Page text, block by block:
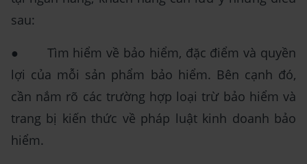
sau:
● Tìm hiểm về bảo hiểm, đặc điểm và quyền
lợi của mỗi sản phẩm bảo hiểm. Bên cạnh đó,
cần nắm rõ các trường hợp loại trừ bảo hiểm và
trang bị kiến thức về pháp luật kinh doanh bảo
hiểm.